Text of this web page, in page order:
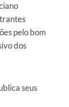
pelo bom
dos
seus